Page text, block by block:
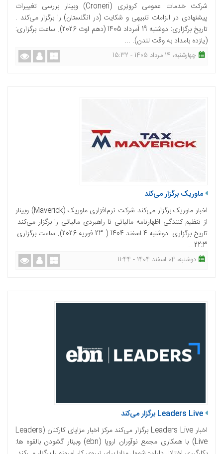
شرکت خدمات عمومی کرونِری (Croneri) وبینار بررسی تغییرات
پیشنهادی در الزامات تنبیهی و شکایت (در انگلستان) را برگزار می‌کند .
تاریخ برگزاری: دوشنبه 19 اَمرداد 1405 (دهم اوت 2026). ساعت برگزاری:
(یازده بامداد به وقت لندن). ...
چهارشنبه، 14 مرداد 1405 - 15:32
ماوریک برگزار می‌کند
اخبار ماوریک برگزار می‌کند شرکت نرم‌افزاری ماوریک (Maverick) وبینار
از تنظیم کنندگی اظهارنامه مالیاتی تا راهبردی مالیاتی را برگزار می‌کند.
تاریخ برگزاری: دوشنبه 4 اسفند 1404 ( 23 فوریه 2026). ساعت برگزاری:
22:3...
دوشنبه، 04 اسفند 1404 - 11:44
Leaders Live برگزار می‌کند
اخبار Leaders Live برگزار می‌کند مرکز اخبار مزایای کارکنان (Leaders
Live) با همکاری مجمع نوآوران اروپا (ebn) وبینار گشودن بالقوه ها: